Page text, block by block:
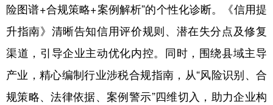
险图谱+合规策略+案例解析”的个性化诊断。《信用提
升指南》清晰告知信用评价规则、潜在失分点及修复
渠道，引导企业主动优化内控。同时，围绕县域主导
产业，精心编制行业涉税合规指南，从“风险识别、合
规策略、法律依据、案例警示”四维切入，助力企业构